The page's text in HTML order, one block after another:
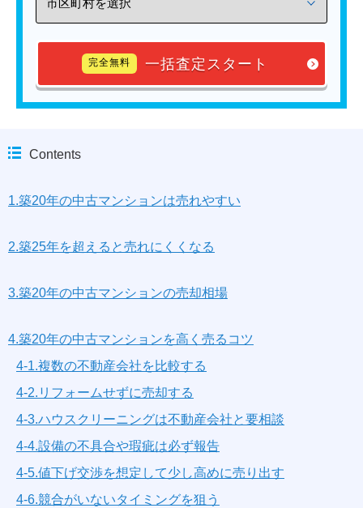
完全無料 一括査定スタート
Contents
1.築20年の中古マンションは売れやすい
2.築25年を超えると売れにくくなる
3.築20年の中古マンションの売却相場
4.築20年の中古マンションを高く売るコツ
4-1.複数の不動産会社を比較する
4-2.リフォームせずに売却する
4-3.ハウスクリーニングは不動産会社と要相談
4-4.設備の不具合や瑕疵は必ず報告
4-5.値下げ交渉を想定して少し高めに売り出す
4-6.競合がいないタイミングを狙う